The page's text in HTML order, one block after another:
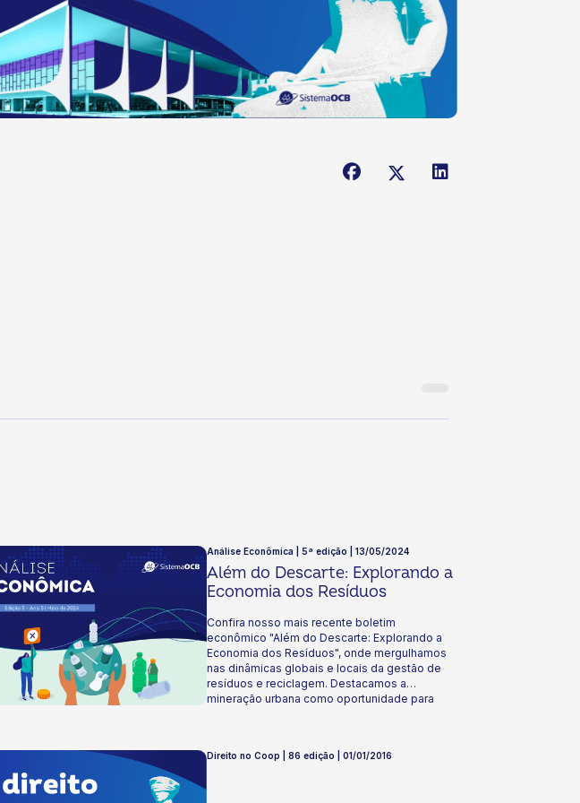
Análise Econômica | 5ª edição | 13/05/2024
Além do Descarte: Explorando a
Economia dos Resíduos
Confira nosso mais recente boletim
econômico "Além do Descarte: Explorando a
Economia dos Resíduos", onde mergulhamos
nas dinâmicas globais e locais da gestão de
resíduos e reciclagem. Destacamos a
mineração urbana como oportunidade para
análises sobre como transformar desafios
Direito no Coop | 86 edição | 01/01/2016